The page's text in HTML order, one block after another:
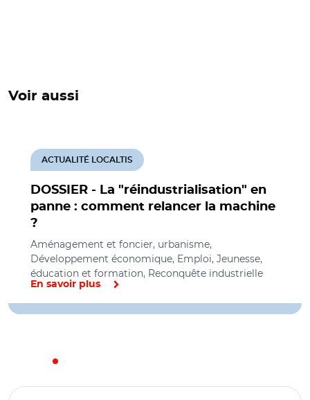
Voir aussi
DOSSIER - La "réindustrialisation" en
panne : comment relancer la machine
?
ACTUALITÉ LOCALTIS
Aménagement et foncier, urbanisme,
Développement économique, Emploi, Jeunesse,
éducation et formation, Reconquête industrielle
En savoir plus